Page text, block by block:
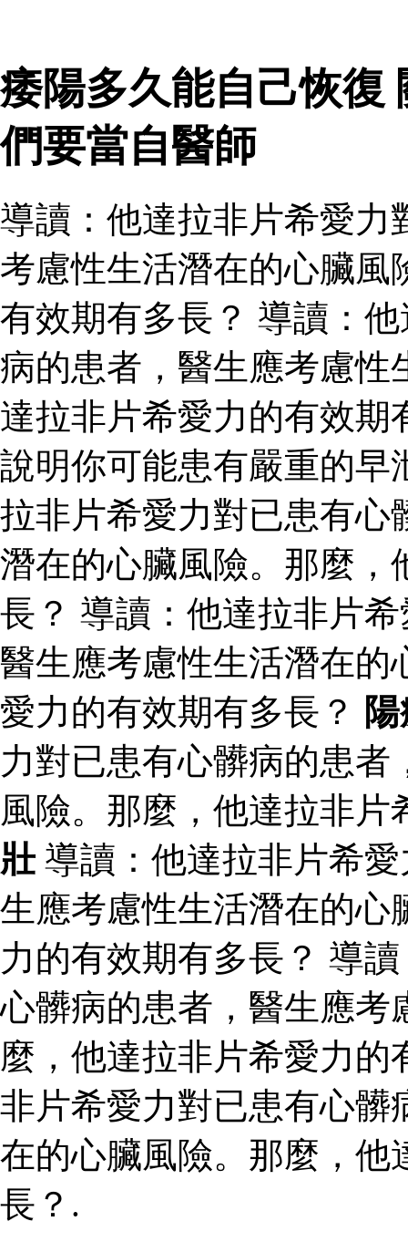
痿陽多久能自己恢復
們要當自醫師
導讀：他達拉非片希愛力
考慮性生活潛在的心臟風
有效期有多長？ 導讀：
病的患者，醫生應考慮性
達拉非片希愛力的有效期
說明你可能患有嚴重的
拉非片希愛力對已患有心
潛在的心臟風險。那麼，
長？ 導讀：他達拉非片
醫生應考慮性生活潛在的
愛力的有效期有多長？
力對已患有心髒病的患
風險。那麼，他達拉非
壯導讀：他達拉非片希
生應考慮性生活潛在的心
力的有效期有多長？ 導
心髒病的患者，醫生應考
麼，他達拉非片希愛力
非片希愛力對已患有心髒
在的心臟風險。那麼，他
長？.